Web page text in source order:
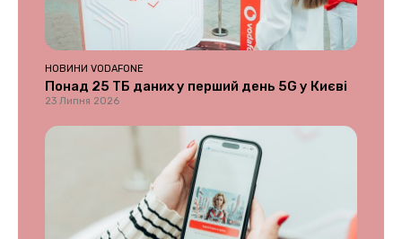
НОВИНИ VODAFONE
Понад 25 ТБ даних у перший день 5G у Києві
23 Липня 2026